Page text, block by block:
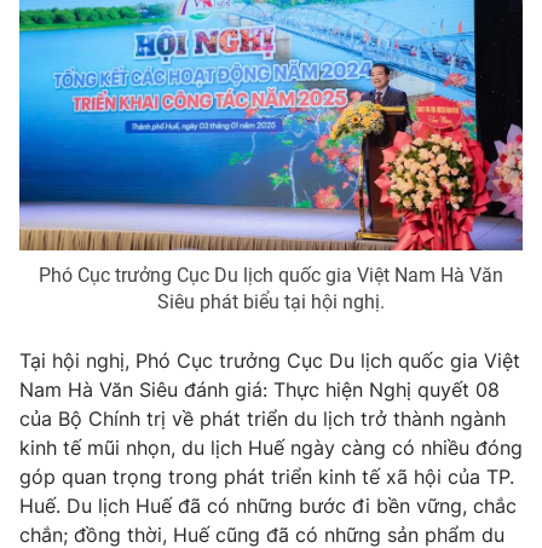
thuận bằng văn bản. Ghi rõ nguồn VTV.vn khi phát hành lại
thông tin từ website này.
Phó Cục trưởng Cục Du lịch quốc gia Việt Nam Hà Văn
Siêu phát biểu tại hội nghị.
Tại hội nghị, Phó Cục trưởng Cục Du lịch quốc gia Việt
Nam Hà Văn Siêu đánh giá: Thực hiện Nghị quyết 08
của Bộ Chính trị về phát triển du lịch trở thành ngành
kinh tế mũi nhọn, du lịch Huế ngày càng có nhiều đóng
góp quan trọng trong phát triển kinh tế xã hội của TP.
Huế. Du lịch Huế đã có những bước đi bền vững, chắc
chắn; đồng thời, Huế cũng đã có những sản phẩm du